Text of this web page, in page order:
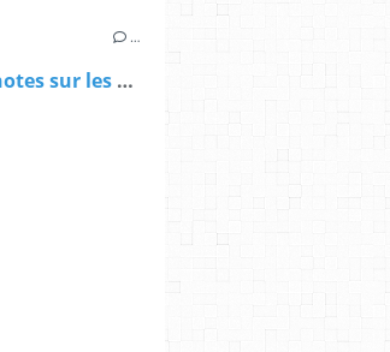
…
Commentaire sur des notes sur les Mémoires de Jean Monnet